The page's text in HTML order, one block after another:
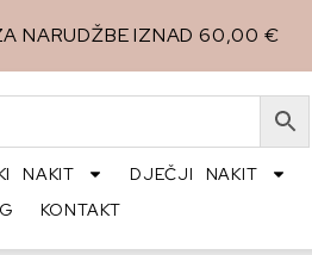
NARUDŽBE IZNAD 60,00 €
NAKIT DJEČJI NAKIT
KONTAKT